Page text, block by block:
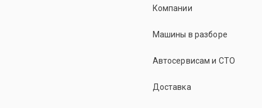
Компании
Машины в разборе
Автосервисам и СТО
Доставка